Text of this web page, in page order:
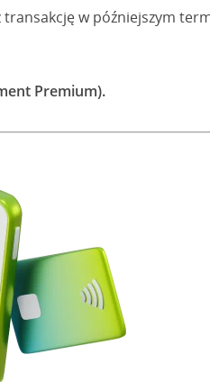
w późniejszym
Premium).